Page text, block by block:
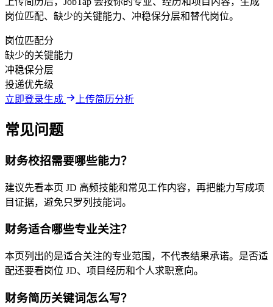
岗位匹配、缺少的关键能力、冲稳保分层和替代岗位。
岗位匹配分
缺少的关键能力
冲稳保分层
投递优先级
立即登录生成
上传简历分析
常见问题
财务校招需要哪些能力？
建议先看本页 JD 高频技能和常见工作内容，再把能力写成项
目证据，避免只罗列技能词。
财务适合哪些专业关注？
本页列出的是适合关注的专业范围，不代表结果承诺。是否适
配还要看岗位 JD、项目经历和个人求职意向。
财务简历关键词怎么写？